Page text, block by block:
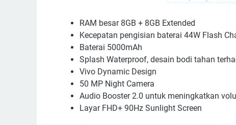
RAM besar 8GB + 8GB Extended
Kecepatan pengisian baterai 44W Flash
Baterai 5000mAh
Splash Waterproof, desain bodi tahan
Vivo Dynamic Design
50 MP Night Camera
Audio Booster 2.0 untuk meningkatkan
Layar FHD+ 90Hz Sunlight Screen